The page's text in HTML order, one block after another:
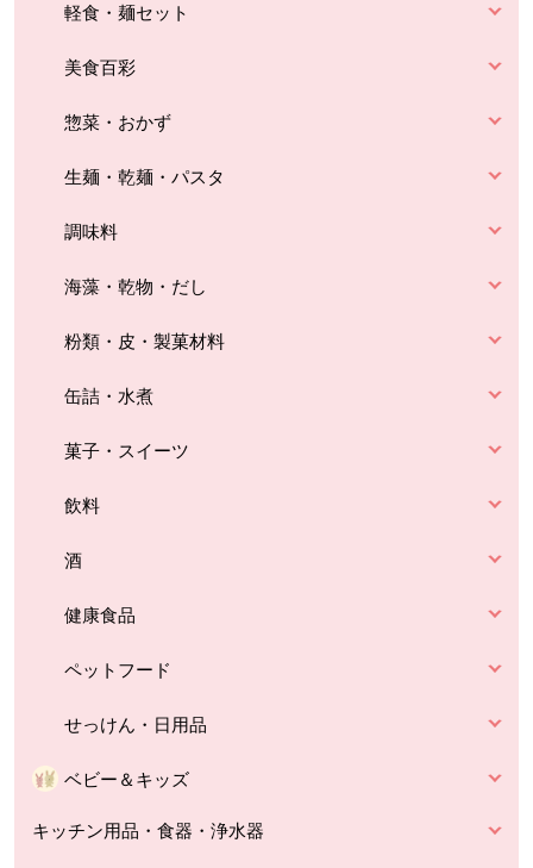
軽食・麺セット
美食百彩
惣菜・おかず
生麺・乾麺・パスタ
調味料
海藻・乾物・だし
粉類・皮・製菓材料
缶詰・水煮
菓子・スイーツ
飲料
酒
健康食品
ペットフード
せっけん・日用品
ベビー＆キッズ
キッチン用品・食器・浄水器